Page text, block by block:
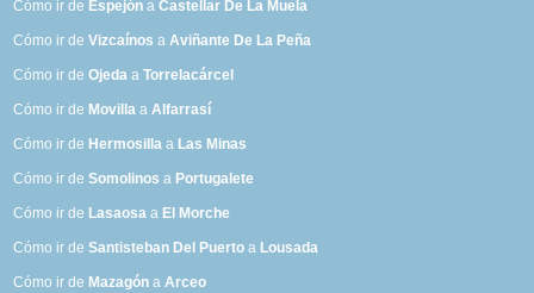
Cómo ir de Espejón aCastellar De La Muela
Cómo ir deVizcaínos aAviñante De La Peña
Cómo ir deOjeda aTorrelacárcel
Cómo ir de Movilla aAlfarrasí
Cómo ir de Hermosilla a Las Minas
Cómo ir deSomolinos a Portugalete
Cómo ir de Lasaosa a El Morche
Cómo ir deSantisteban Del Puerto a Lousada
Cómo ir de Mazagón aArceo